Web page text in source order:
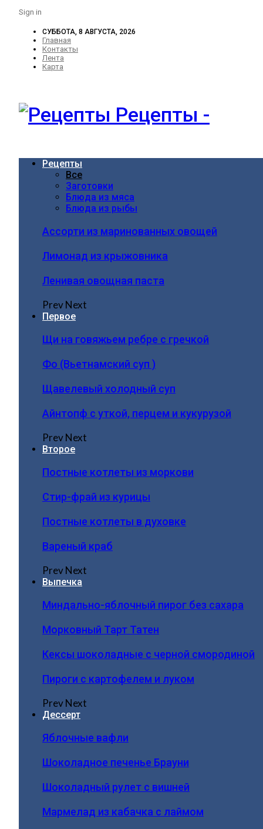
Sign in
СУББОТА, 8 АВГУСТА, 2026
Главная
Контакты
Лента
Карта
Рецепты -
Рецепты
Все
Заготовки
Блюда из мяса
Блюда из рыбы
Ассорти из маринованных овощей
Лимонад из крыжовника
Ленивая овощная паста
PrevNext
Первое
Щи на говяжьем ребре с гречкой
Фо (Вьетнамский суп )
Щавелевый холодный суп
Айнтопф с уткой, перцем и кукурузой
PrevNext
Второе
Постные котлеты из моркови
Стир-фрай из курицы
Постные котлеты в духовке
Вареный краб
PrevNext
Выпечка
Миндально-яблочный пирог без сахара
Морковный Тарт Татен
Кексы шоколадные с черной смородиной
Пироги c картофелем и луком
PrevNext
Дессерт
Яблочные вафли
Шоколадное печенье Брауни
Шоколадный рулет с вишней
Мармелад из кабачка с лаймом